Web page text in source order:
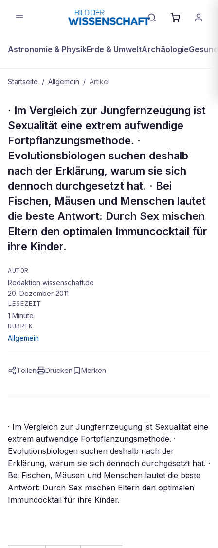
Astronomie & PhysikErde & UmweltArchäologie
Startseite / Allgemein / Artikel
KOMPAKT
· Im Vergleich zur Jungfernzeugung ist
Sexualität eine extrem aufwendige
Fortpflanzungsmethode. ·
Evolutionsbiologen suchen deshalb
nach der Erklärung, warum sie sich
dennoch durchgesetzt hat. · Bei
Fischen, Mäusen und Menschen lautet
die beste Antwort: Durch Sex mischen
Eltern den optimalen Immuncocktail für
ihre Kinder.
AUTOR
Redaktion wissenschaft.de
20. Dezember 2011
LESEZEIT
1 Minute
RUBRIK
Allgemein
Teilen Drucken Merken
· Im Vergleich zur Jungfernzeugung ist Sexualität eine
extrem aufwendige Fortpflanzungsmethode. ·
Evolutionsbiologen suchen deshalb nach der
Erklärung, warum sie sich dennoch durchgesetzt hat. ·
Bei Fischen, Mäusen und Menschen lautet die beste
Antwort: Durch Sex mischen Eltern den optimalen
Immuncocktail für ihre Kinder.